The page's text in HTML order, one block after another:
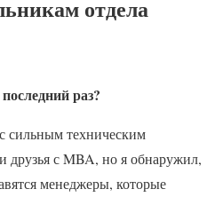
отдела
раз?
сильным техническим
друзья с MBA, но я обнаружил,
менеджеры, которые